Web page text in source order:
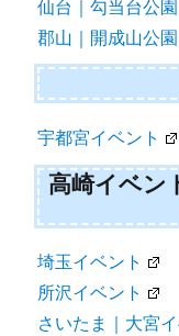
仙台｜勾当台公
郡山｜開成山公
宇都宮イベント
高崎イベン
埼玉イベント
所沢イベント
さいたま｜大宮